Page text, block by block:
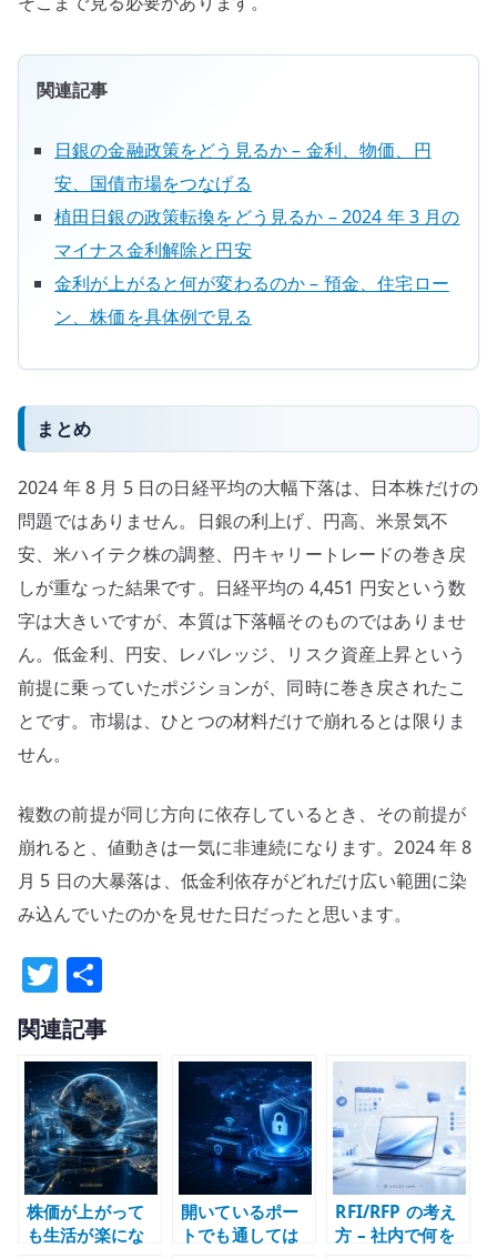
関連記事
日銀の金融政策をどう見るか – 金利、物価、円
安、国債市場をつなげる
植田日銀の政策転換をどう見るか – 2024 年 3 月の
マイナス金利解除と円安
金利が上がると何が変わるのか – 預金、住宅ロー
ン、株価を具体例で見る
まとめ
2024 年 8 月 5 日の日経平均の大幅下落は、日本株だけの
問題ではありません。日銀の利上げ、円高、米景気不
安、米ハイテク株の調整、円キャリートレードの巻き戻
しが重なった結果です。日経平均の 4,451 円安という数
字は大きいですが、本質は下落幅そのものではありませ
ん。低金利、円安、レバレッジ、リスク資産上昇という
前提に乗っていたポジションが、同時に巻き戻されたこ
とです。市場は、ひとつの材料だけで崩れるとは限りま
せん。
複数の前提が同じ方向に依存しているとき、その前提が
崩れると、値動きは一気に非連続になります。2024 年 8
月 5 日の大暴落は、低金利依存がどれだけ広い範囲に染
み込んでいたのかを見せた日だったと思います。
T
w
it
te
r
有
関連記事
株価が上がって
も生活が楽にな
開いているポー
トでも通しては
RFI/RFP の考え
方 – 社内で何を